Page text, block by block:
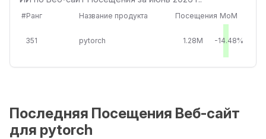
#Ранг Название продукта Посещения MoM
351 pytorch 1.28M -14.48%
Последняя Посещения Веб-сайт
для pytorch